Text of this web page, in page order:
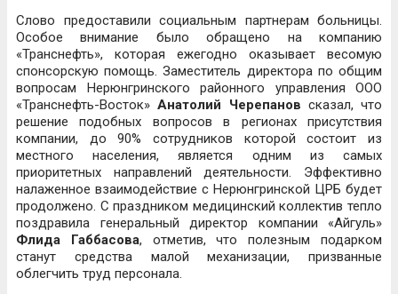
Слово предоставили социальным партнерам больницы.
Особое внимание было обращено на компанию
«Транснефть», которая ежегодно оказывает весомую
спонсорскую помощь. Заместитель директора по общим
вопросам Нерюнгринского районного управления ООО
«Транснефть-Восток» Анатолий Черепанов сказал, что
решение подобных вопросов в регионах присутствия
компании, до 90% сотрудников которой состоит из
местного населения, является одним из самых
приоритетных направлений деятельности. Эффективно
налаженное взаимодействие с Нерюнгринской ЦРБ будет
продолжено. С праздником медицинский коллектив тепло
поздравила генеральный директор компании «Айгуль»
Флида Габбасова, отметив, что полезным подарком
станут средства малой механизации, призванные
облегчить труд персонала.